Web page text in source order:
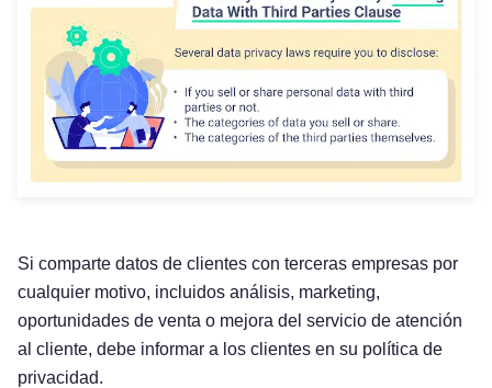
Si comparte datos de clientes con terceras empresas por
cualquier motivo, incluidos análisis, marketing,
oportunidades de venta o mejora del servicio de atención
al cliente, debe informar a los clientes en su política de
privacidad.